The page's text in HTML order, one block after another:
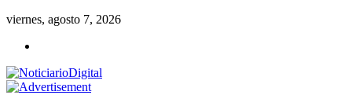
viernes, agosto 7, 2026